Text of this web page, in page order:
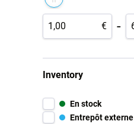
€ -
Inventory
En stock
Entrepôt externe